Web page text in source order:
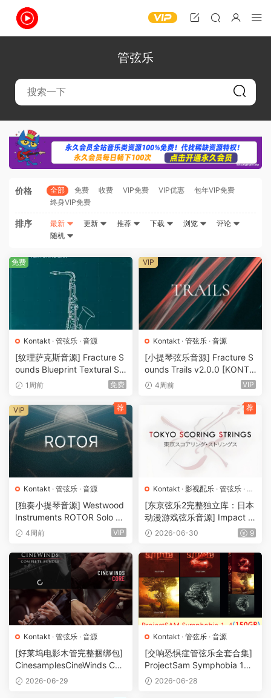
管弦乐
价格 全部 免费 收费 VIP免费 VIP优惠
包年VIP免费
终身VIP免费
排序 最新 更新 推荐 下载 浏览
评论
随机
Kontakt · 管弦乐 · 音源
[纹理萨克斯音源] Fracture S
ounds Blueprint Textural Sa
x (Woodwind Experiments)
1周前 免费
免费
Kontakt · 管弦乐 · 音源
[小提琴弦乐音源] Fracture S
ounds Trails v2.0.0 [KONTA
KT]（11.3GB）
4周前 VIP
VIP
Kontakt · 管弦乐 · 音源
[独奏小提琴音源] Westwood
Instruments ROTOR Solo Vi
olin [KONTAKT]（31.63G
4周前 VIP
VIP 荐
Kontakt · 影视配乐 · 管弦乐 · 音
源
[东京弦乐2完整独立库：日本
动漫游戏弦乐音源] Impact S
oundworks Tokyo Scoring S
99GB+）
2026-06-30 9
荐
Kontakt · 管弦乐 · 音源
[好莱坞电影木管完整捆绑包]
CinesamplesCineWinds CO
MPLETE Bundle [KONTAKT]
2026-06-29
Kontakt · 管弦乐 · 音源
[交响恐惧症管弦乐全套合集]
ProjectSam Symphobia 1+2
+3+4 v2.0 [Kontakt]（150G
2026-06-28